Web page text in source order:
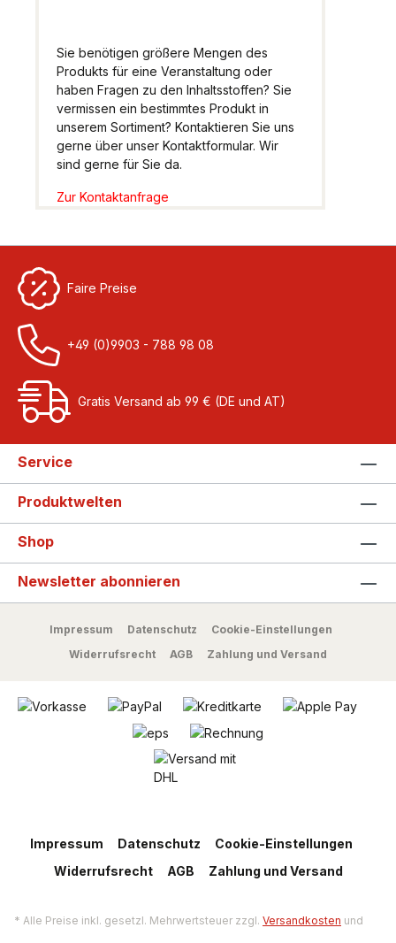
Sie benötigen größere Mengen des
Produkts für eine Veranstaltung oder
haben Fragen zu den Inhaltsstoffen? Sie
vermissen ein bestimmtes Produkt in
unserem Sortiment? Kontaktieren Sie uns
gerne über unser Kontaktformular. Wir
sind gerne für Sie da.
Zur Kontaktanfrage
Faire Preise
+49 (0)9903 - 788 98 08
Gratis Versand ab 99 € (DE und AT)
Service
Produktwelten
Shop
Newsletter abonnieren
Impressum Datenschutz
Cookie-Einstellungen
Widerrufsrecht
AGB Zahlung und Versand
Impressum Datenschutz
Cookie-Einstellungen
Widerrufsrecht
AGB Zahlung und Versand
* Alle Preise inkl. gesetzl. Mehrwertsteuer zzgl. Versandkosten und